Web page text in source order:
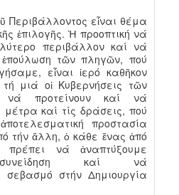
εἶναι θέμα
ἐπιλογῆς. Ἡ προοπτική νά
περιβάλλον καί νά
τῶν πληγῶν, πού
εἶναι ἱερό καθῆκον
μιά οἱ Κυβερνήσεις τῶν
προτείνουν καί νά
καί τίς δράσεις, πού
προστασία
τήν ἄλλη, ὁ κάθε ἕνας ἀπό
νά ἀναπτύξουμε
συνείδηση καί νά
στήν Δημιουργία